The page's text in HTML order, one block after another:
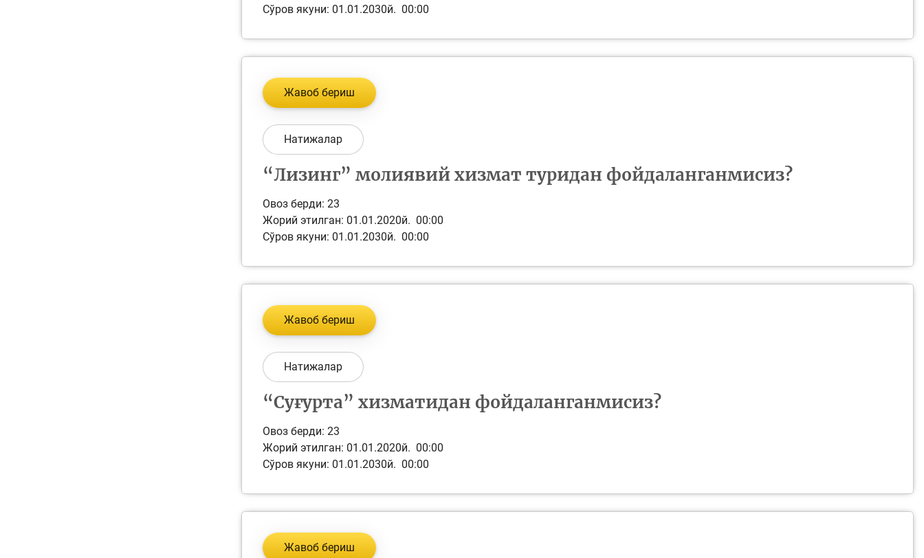
Сўров якуни: 01.01.2030й. 00:00
Жавоб бериш
Натижалар
“Лизинг” молиявий хизмат туридан фойдаланганмисиз?
Овоз берди: 23
Жорий этилган: 01.01.2020й. 00:00
Сўров якуни: 01.01.2030й. 00:00
Жавоб бериш
Натижалар
“Суғурта” хизматидан фойдаланганмисиз?
Овоз берди: 23
Жорий этилган: 01.01.2020й. 00:00
Сўров якуни: 01.01.2030й. 00:00
Жавоб бериш